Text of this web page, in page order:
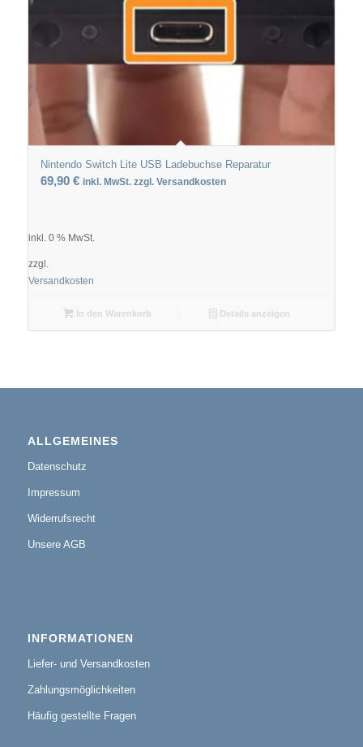
Nintendo Switch Lite USB Ladebuchse Reparatur
69,90 € inkl. MwSt. zzgl. Versandkosten
inkl. 0 % MwSt.
zzgl.
Versandkosten
In den Warenkorb Details anzeigen
ALLGEMEINES
Datenschutz
Impressum
Widerrufsrecht
Unsere AGB
INFORMATIONEN
Liefer- und Versandkosten
Zahlungsmöglichkeiten
Häufig gestellte Fragen